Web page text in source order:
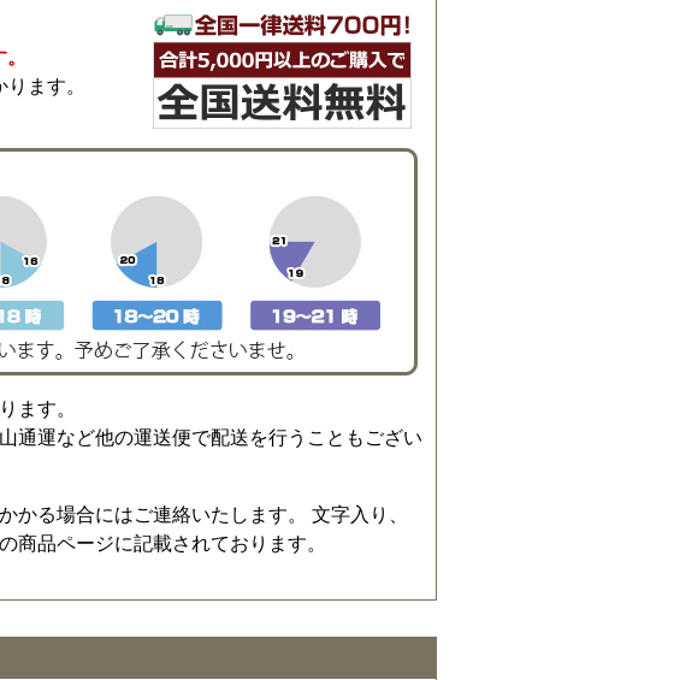
ます。
ます。
通運など他の運送便で配送を行うこともござい
る場合にはご連絡いたします。 文字入り、
商品ページに記載されております。